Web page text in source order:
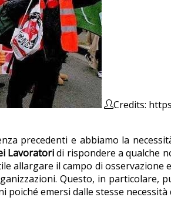
Credits:
precedenti e abbiamo la
Lavoratoridi rispondere a qualche
allargare il campo di
Questo, in particolare,
emersi dalle stesse